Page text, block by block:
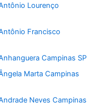
Lourenço
Francisco
Campinas SP
Marta Campinas
Neves Campinas